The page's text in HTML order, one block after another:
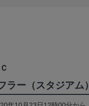
ラー（スタジアム）